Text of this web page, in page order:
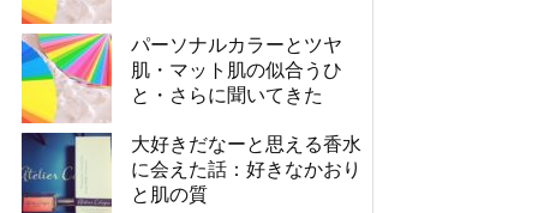
パーソナルカラーとツヤ
肌・マット肌の似合うひ
と・さらに聞いてきた
大好きだなーと思える香水
に会えた話：好きなかおり
と肌の質